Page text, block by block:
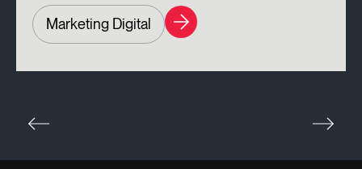
Marketing Digital